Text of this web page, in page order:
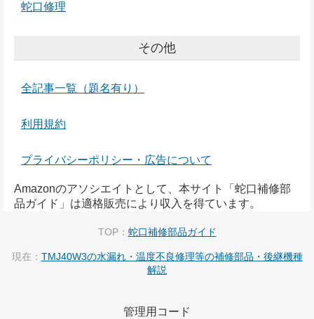
蛇口修理
その他
全記事一覧（題名有り）
利用規約
プライバシーポリシー・広告について
Amazonのアソシエイトとして、本サイト「蛇口補修部
品ガイド」は適格販売により収入を得ています。
TOP： 蛇口補修部品ガイド
現在： TMJ40W3の水漏れ・温度不良修理等の補修部品・後継機種
解説
管理用コード